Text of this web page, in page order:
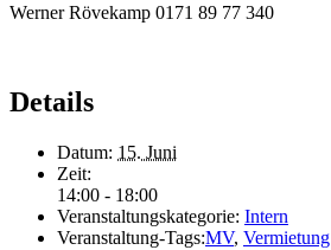
Werner Rövekamp 0171 89 77 340
Details
Datum: 15. Juni
Zeit:
14:00 - 18:00
Veranstaltungskategorie: Intern
Veranstaltung-Tags:MV, Vermietung